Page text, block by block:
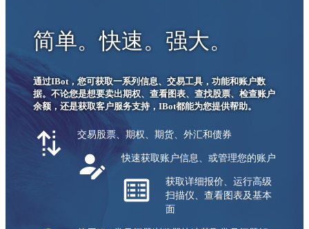
简单。快速。强大。
通过IBot，您可获取一系列信息、交易工具，功能和账户数
据。不论您是想要卖出期权、查看图表、查找股票、检查账户
余额，还是获取客户服务支持，IBot都能为您提供帮助。
交易股票、期权、期货、外汇和债券
快速获取账户信息、或管理您的账户
获取详细报价、运行高级
扫描仪、查看图表及基本
面